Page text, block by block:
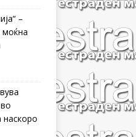
–
моќна
наскоро